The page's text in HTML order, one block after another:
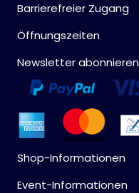
Barrierefreier Zugang
Öffnungszeiten
Newsletter abonnieren
Shop-Informationen
Event-Informationen